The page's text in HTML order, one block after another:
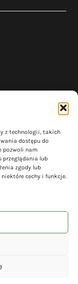
z technologii, takich
dostępu do
pozwoli nam
przeglądania lub
zgody lub
cechy i funkcje.